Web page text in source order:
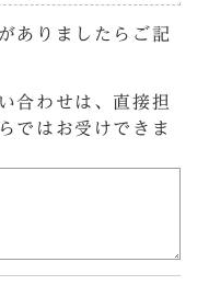
ありましたらご記
合わせは、直接担
ではお受けできま